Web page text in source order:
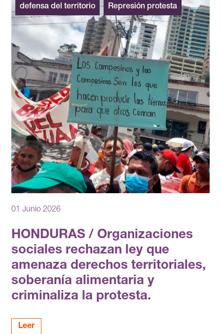
01 Junio 2026
HONDURAS / Organizaciones
sociales rechazan ley que
amenaza derechos territoriales,
soberanía alimentaria y
criminaliza la protesta.
Leer
defensa del territorio Represión protesta